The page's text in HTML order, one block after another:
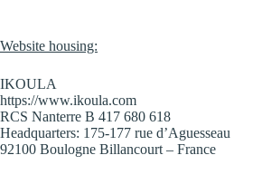
Website housing:
IKOULA
https://www.ikoula.com
RCS Nanterre B 417 680 618
Headquarters: 175-177 rue d’Aguesseau
92100 Boulogne Billancourt – France